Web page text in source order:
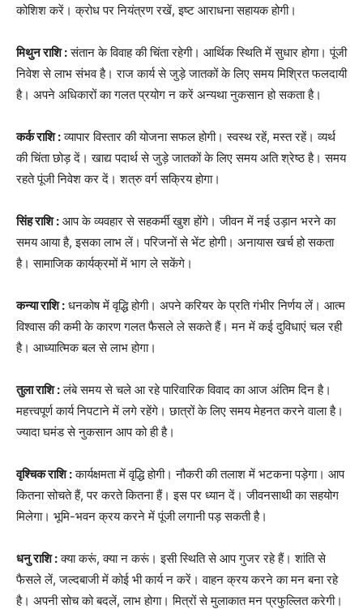
कोशिश करें। क्रोध पर नियंत्रण रखें, इष्ट आराधना सहायक होगी।
मिथुन राशि :संतान के विवाह की चिंता रहेगी। आर्थिक स्थिति में सुधार होगा। पूंजी
निवेश से लाभ संभव है। राज कार्य से जुड़े जातकों के लिए समय मिश्रित फलदायी
है। अपने अधिकारों का गलत प्रयोग न करें अन्यथा नुकसान हो सकता है।
कर्क राशि :व्यापार विस्तार की योजना सफल होगी। स्वस्थ रहें, मस्त रहें। व्यर्थ
की चिंता छोड़ दें। खाद्य पदार्थ से जुड़े जातकों के लिए समय अति श्रेष्ठ है। समय
रहते पूंजी निवेश कर दें। शत्रु वर्ग सक्रिय होगा।
सिंह राशि : आप के व्यवहार से सहकर्मी खुश होंगे। जीवन में नई उड़ान भरने का
समय आया है, इसका लाभ लें। परिजनों से भेंट होगी। अनायास खर्च हो सकता
है। सामाजिक कार्यक्रमों में भाग ले सकेंगे।
कन्या राशि : धनकोष में वृद्धि होगी। अपने करियर के प्रति गंभीर निर्णय लें। आत्म
विश्वास की कमी के कारण गलत फैसले ले सकते हैं। मन में कई दुविधाएं चल रही
है। आध्यात्मिक बल से लाभ होगा।
तुला राशि :लंबे समय से चले आ रहे पारिवारिक विवाद का आज अंतिम दिन है।
महत्त्वपूर्ण कार्य निपटाने में लगे रहेंगे। छात्रों के लिए समय मेहनत करने वाला है।
ज्यादा घमंड से नुकसान आप को ही है।
वृश्चिक राशि :कार्यक्षमता में वृद्धि होगी। नौकरी की तलाश में भटकना पड़ेगा। आप
कितना सोचते हैं, पर करते कितना हैं। इस पर ध्यान दें। जीवनसाथी का सहयोग
मिलेगा। भूमि-भवन क्रय करने में पूंजी लगानी पड़ सकती है।
धनु राशि :क्या करूं, क्या न करूं। इसी स्थिति से आप गुजर रहे हैं। शांति से
फैसले लें, जल्दबाजी में कोई भी कार्य न करें। वाहन क्रय करने का मन बना रहे
है। अपनी सोच को बदलें, लाभ होगा। मित्रों से मुलाकात मन प्रफुल्लित करेगी।